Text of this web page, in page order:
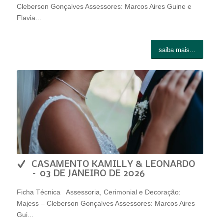
Cleberson Gonçalves Assessores: Marcos Aires Guine e
Flavia...
saiba mais...
CASAMENTO KAMILLY & LEONARDO
– 03 DE JANEIRO DE 2026
Ficha Técnica Assessoria, Cerimonial e Decoração:
Majess – Cleberson Gonçalves Assessores: Marcos Aires
Gui...